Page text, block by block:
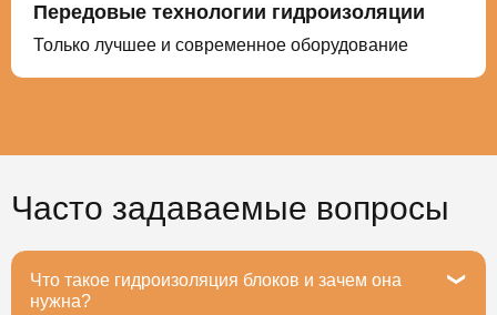
Передовые технологии гидроизоляции
Только лучшее и современное оборудование
Часто задаваемые вопросы
Что такое гидроизоляция блоков и зачем она
нужна?